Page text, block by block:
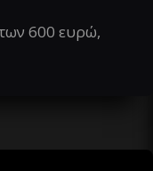
600 ευρώ,